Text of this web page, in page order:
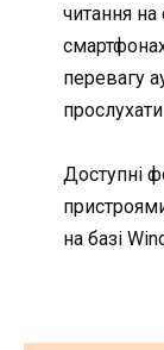
читання
перевагу
Доступні
на базі